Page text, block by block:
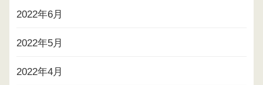
2022年6月
2022年5月
2022年4月